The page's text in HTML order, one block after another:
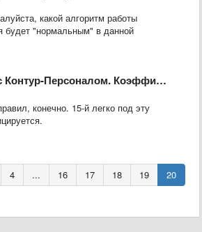
какой алгоритм работы
будет "нормальным" в данной
Коэффициент надбавки yе разносится в базовое значение.
конечно. 15-й легко под эту
4 ... 16 17 18 19 20